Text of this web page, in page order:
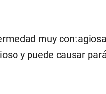
muy
y puede causar